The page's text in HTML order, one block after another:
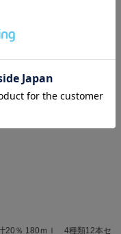
ついて
ルアドレスを登録し
はありません。
詳しくはこちら
20％ 180ｍｌ 4種類12本セ